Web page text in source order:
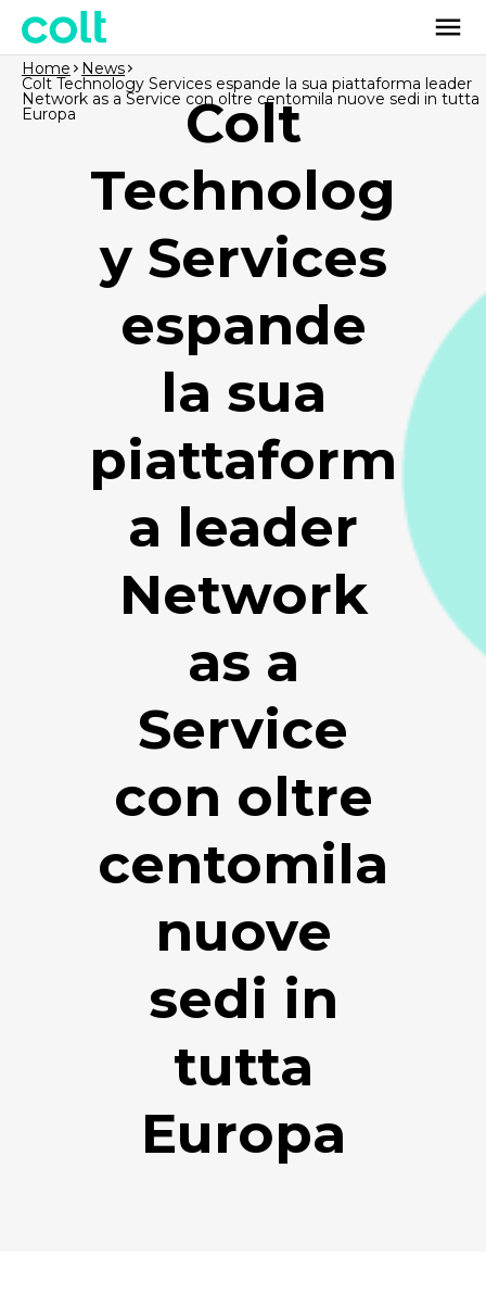
Colt
Technolog
y Services
espande
la sua
piattaform
a leader
Network
as a
Service
con oltre
centomila
nuove
sedi in
tutta
Europa
Home News
Colt Technology Services espande la sua piattaforma leader
Network as a Service con oltre centomila nuove sedi in tutta
Europa